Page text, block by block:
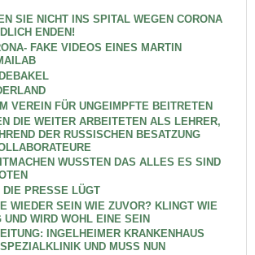
SIE NICHT INS SPITAL WEGEN CORONA
ENDEN!
FAKE VIDEOS EINES MARTIN
VEREIN FÜR UNGEIMPFTE BEITRETEN
DIE WEITER ARBEITETEN ALS LEHRER,
DER RUSSISCHEN BESATZUNG
WUSSTEN DAS ALLES ES SIND
PRESSE LÜGT
WIEDER SEIN WIE ZUVOR? KLINGT WIE
UND WIRD WOHL EINE SEIN
INGELHEIMER KRANKENHAUS
UND MUSS NUN